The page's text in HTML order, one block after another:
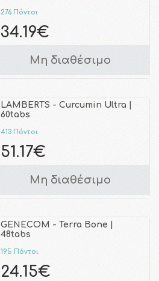
276 Πόντοι
34.19€
Μη διαθέσιμο
LAMBERTS - Curcumin Ultra |
60tabs
413 Πόντοι
51.17€
Μη διαθέσιμο
GENECOM - Terra Bone |
48tabs
195 Πόντοι
24.15€